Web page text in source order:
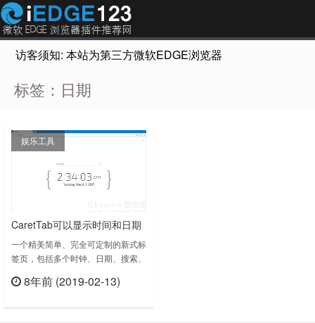
访客须知: 本站为第三方微软EDGE浏览器插件推荐网站，
标签：日期
娱乐工具
CaretTab可以显示时间和日期
的标签页
一个精美简单、完全可定制的新式标
签页，包括多个时钟、日期、搜索、
费的没有ADS！特征：✔在新标签页
8年前 (2019-02-13)